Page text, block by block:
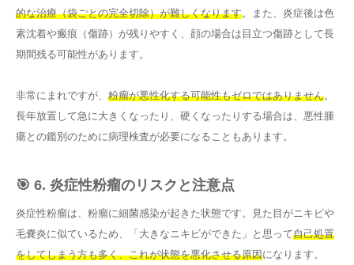
的な治療（袋ごとの完全切除）が難しくなります。また、炎症後は色
素沈着や瘢痕（傷跡）が残りやすく、顔の場合は目立つ傷跡として長
期間残る可能性があります。
非常にまれですが、 粉瘤が悪性化する可能性もゼロではありません。
長年放置して急に大きくなったり、硬くなったりする場合は、悪性腫
瘍との鑑別のために病理検査が必要になることもあります。
🎯 6. 炎症性粉瘤のリスクと注意点
炎症性粉瘤は、粉瘤に細菌感染が起きた状態です。見た目がニキビや
毛嚢炎に似ているため、「大きなニキビができた」と思って自己処置
をしてしまう方も多く、これが状態を悪化させる原因になります。